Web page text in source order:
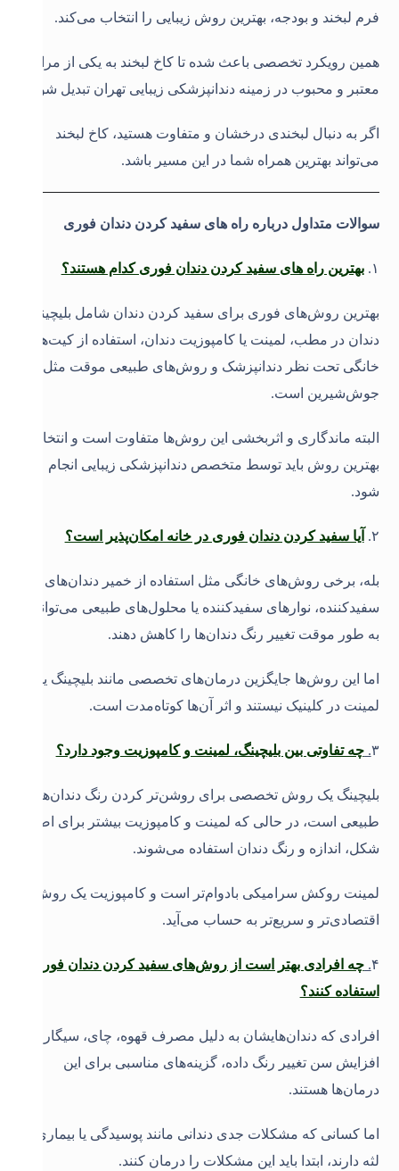
فرم لبخند و بودجه، بهترین روش زیبایی را انتخاب می‌کند.
همین رویکرد تخصصی باعث شده تا کاخ لبخند به یکی از مراکز
معتبر و محبوب در زمینه دندانپزشکی زیبایی تهران تبدیل شود.
اگر به دنبال لبخندی درخشان و متفاوت هستید، کاخ لبخند
می‌تواند بهترین همراه شما در این مسیر باشد.
سوالات متداول درباره راه های سفید کردن دندان فوری
۱. بهترین راه های سفید کردن دندان فوری کدام هستند؟
بهترین روش‌های فوری برای سفید کردن دندان شامل بلیچینگ
دندان در مطب، لمینت یا کامپوزیت دندان، استفاده از کیت‌های
خانگی تحت نظر دندانپزشک و روش‌های طبیعی موقت مثل
جوش‌شیرین است.
البته ماندگاری و اثربخشی این روش‌ها متفاوت است و انتخاب
بهترین روش باید توسط متخصص دندانپزشکی زیبایی انجام
شود.
۲. آیا سفید کردن دندان فوری در خانه امکان‌پذیر است؟
بله، برخی روش‌های خانگی مثل استفاده از خمیر دندان‌های
سفیدکننده، نوارهای سفیدکننده یا محلول‌های طبیعی می‌توانند
به طور موقت تغییر رنگ دندان‌ها را کاهش دهند.
اما این روش‌ها جایگزین درمان‌های تخصصی مانند بلیچینگ یا
لمینت در کلینیک نیستند و اثر آن‌ها کوتاه‌مدت است.
۳.چه تفاوتی بین بلیچینگ، لمینت و کامپوزیت وجود دارد؟
بلیچینگ یک روش تخصصی برای روشن‌تر کردن رنگ دندان‌های
طبیعی است، در حالی که لمینت و کامپوزیت بیشتر برای اصلاح
شکل، اندازه و رنگ دندان استفاده می‌شوند.
لمینت روکش سرامیکی بادوام‌تر است و کامپوزیت یک روش
اقتصادی‌تر و سریع‌تر به حساب می‌آید.
۴.چه افرادی بهتر است از روش‌های سفید کردن دندان فوری
استفاده کنند؟
افرادی که دندان‌هایشان به دلیل مصرف قهوه، چای، سیگار یا
افزایش سن تغییر رنگ داده، گزینه‌های مناسبی برای این
درمان‌ها هستند.
اما کسانی که مشکلات جدی دندانی مانند پوسیدگی یا بیماری
لثه دارند، ابتدا باید این مشکلات را درمان کنند.